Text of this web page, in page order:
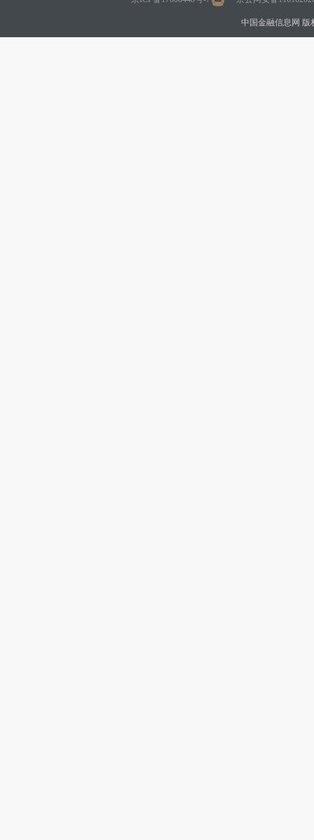
中国金融信息网 版